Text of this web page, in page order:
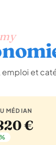
emploi et
MÉDIAN
€